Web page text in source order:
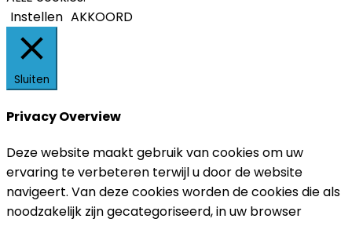
Instellen AKKOORD
Sluiten
Privacy Overview
Deze website maakt gebruik van cookies om uw
ervaring te verbeteren terwijl u door de website
navigeert. Van deze cookies worden de cookies die als
noodzakelijk zijn gecategoriseerd, in uw browser